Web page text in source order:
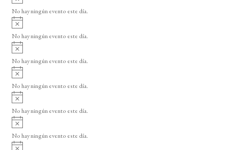
o
v
i
o
No hay ningún evento este día.
A
v
i
o
No hay ningún evento este día.
A
v
i
o
No hay ningún evento este día.
A
v
i
o
No hay ningún evento este día.
A
v
i
o
No hay ningún evento este día.
A
v
i
No hay ningún evento este día.
A